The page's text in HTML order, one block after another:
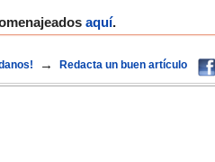
aquí.
→ Redacta un buen artículo